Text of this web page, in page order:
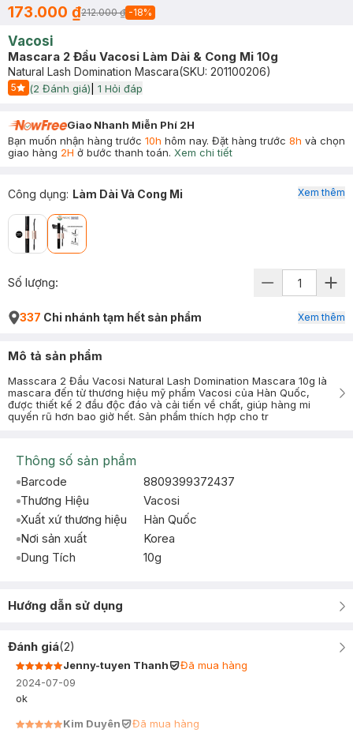
173.000 ₫212.000 ₫ -18%
Vacosi
Mascara 2 Đầu Vacosi Làm Dài & Cong Mi 10g
Natural Lash Domination Mascara(SKU: 201100206)
5
Start Icon
(2 Đánh giá) 1 Hỏi đáp
Giao Nhanh Miễn Phí 2H
Bạn muốn nhận hàng trước 10h hôm nay. Đặt hàng trước 8h và chọn
giao hàng 2H ở bước thanh toán. Xem chi tiết
Công dụng: Làm Dài Và Cong Mi Xem thêm
Số lượng:
337 Chi nhánh tạm hết sản phẩm Xem thêm
Mô tả sản phẩm
Masscara 2 Đầu Vacosi Natural Lash Domination Mascara 10g là
mascara đến từ thương hiệu mỹ phẩm Vacosi của Hàn Quốc,
được thiết kế 2 đầu độc đáo và cải tiến về chất, giúp hàng mi
quyến rũ hơn bao giờ hết. Sản phẩm thích hợp cho tr
Thông số sản phẩm
Barcode
8809399372437
Thương Hiệu
Vacosi
Xuất xứ thương hiệu
Hàn Quốc
Nơi sản xuất
Korea
Dung Tích
10g
Hướng dẫn sử dụng
Đánh giá(2)
Jenny-tuyen Thanh
Đã mua hàng
2024-07-09
ok
Kim Duyên
Đã mua hàng